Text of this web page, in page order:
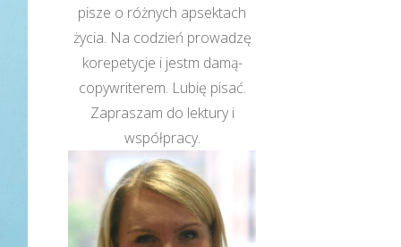
pisze o różnych apsektach
życia. Na codzień prowadzę
korepetycje i jestm damą-
copywriterem. Lubię pisać.
Zapraszam do lektury i
współpracy.